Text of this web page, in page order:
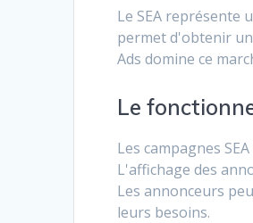
Le SEA représente
permet d'obtenir
Ads domine ce
Le
Les campagnes
L'affichage des
Les annonceurs
leurs besoins.